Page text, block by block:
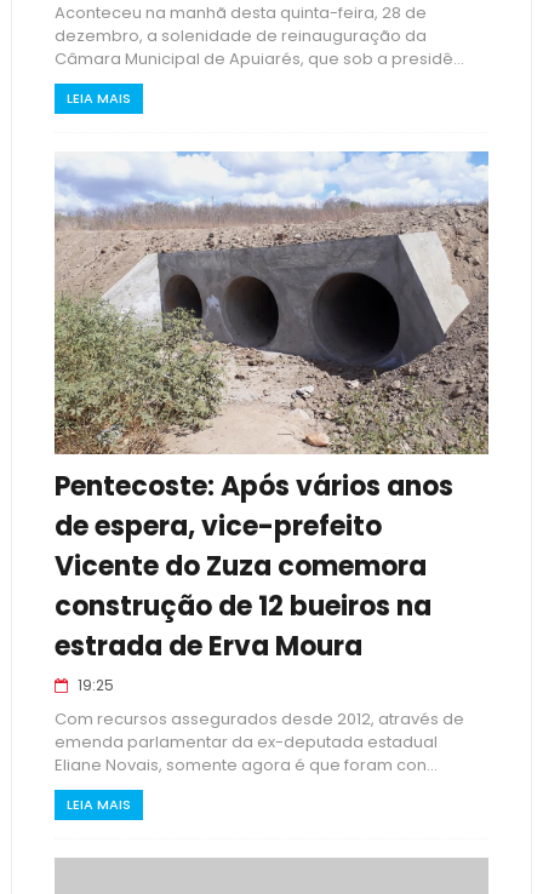
Aconteceu na manhã desta quinta-feira, 28 de
dezembro, a solenidade de reinauguração da
Câmara Municipal de Apuiarés, que sob a presidê...
LEIA MAIS
Pentecoste: Após vários anos
de espera, vice-prefeito
Vicente do Zuza comemora
construção de 12 bueiros na
estrada de Erva Moura
19:25
Com recursos assegurados desde 2012, através de
emenda parlamentar da ex-deputada estadual
Eliane Novais, somente agora é que foram con...
LEIA MAIS